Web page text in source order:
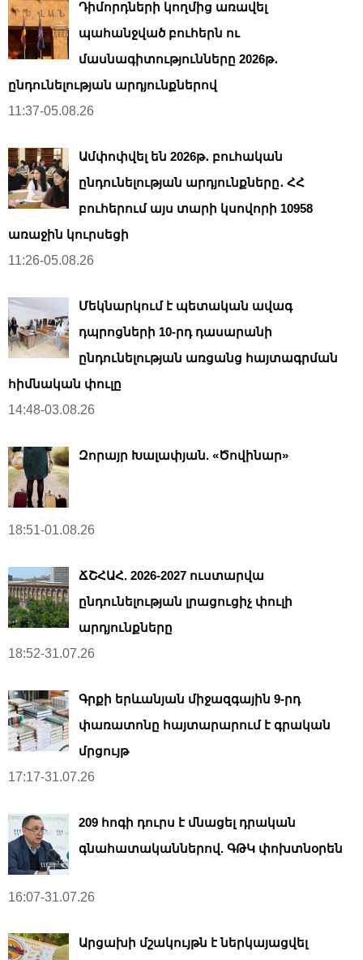
Դիմորդների կողմից առավել
պահանջված բուհերն ու
մասնագիտությունները 2026թ․
ընդունելության արդյունքներով
11:37-05.08.26
Ամփոփվել են 2026թ․ բուհական
ընդունելության արդյունքները․ ՀՀ
բուհերում այս տարի կսովորի 10958
առաջին կուրսեցի
11:26-05.08.26
Մեկնարկում է պետական ավագ
դպրոցների 10-րդ դասարանի
ընդունելության առցանց հայտագրման
հիմնական փուլը
14:48-03.08.26
Զորայր Խալափյան. «Ծովինար»
18:51-01.08.26
ՃՇՀԱՀ. 2026-2027 ուստարվա
ընդունելության լրացուցիչ փուլի
արդյունքները
18:52-31.07.26
Գրքի երևանյան միջազգային 9-րդ
փառատոնը հայտարարում է գրական
մրցույթ
17:17-31.07.26
209 հոգի դուրս է մնացել դրական
գնահատականներով. ԳԹԿ փոխտնօրեն
16:07-31.07.26
Արցախի մշակույթն է ներկայացվել